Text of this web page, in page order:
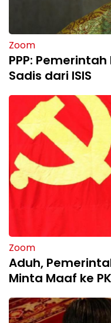
Zoom
PPP:
Sadis dari ISIS
Zoom
Aduh,
Minta Maaf ke